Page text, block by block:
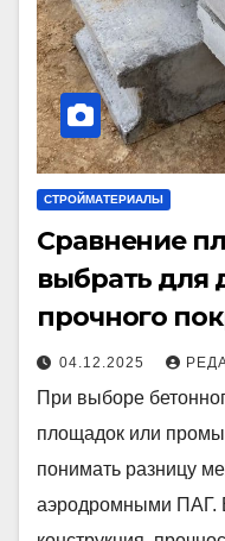
СТРОЙМАТЕРИАЛЫ
Сравнение
выбрать для
прочного
04.12.2025
При выборе
площадок или
понимать разницу
аэродромными ПАГ.